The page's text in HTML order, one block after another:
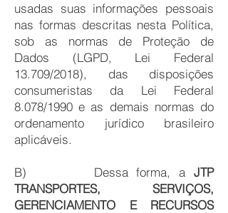
usadas suas informações pessoais
nas formas descritas nesta Política,
sob as normas de Proteção de
Dados (LGPD, Lei Federal
13.709/2018), das disposições
consumeristas da Lei Federal
8.078/1990 e as demais normas do
ordenamento jurídico brasileiro
aplicáveis.
B) Dessa forma, a JTP
TRANSPORTES, SERVIÇOS,
GERENCIAMENTO E RECURSOS